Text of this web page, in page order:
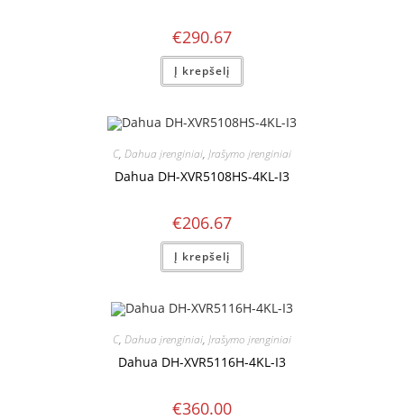
€290.67
Į krepšelį
C, Dahua įrenginiai, Įrašymo įrenginiai
Dahua DH-XVR5108HS-4KL-I3
€206.67
Į krepšelį
C, Dahua įrenginiai, Įrašymo įrenginiai
Dahua DH-XVR5116H-4KL-I3
€360.00